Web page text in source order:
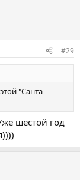
#29
"Санта
шестой год